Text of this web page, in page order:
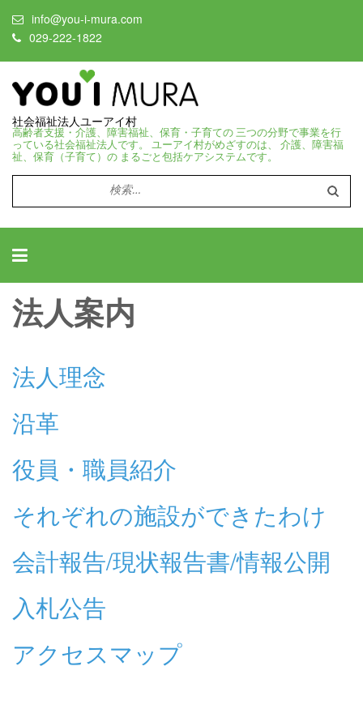
info@you-i-mura.com
029-222-1822
社会福祉法人ユーアイ村
高齢者支援・介護、障害福祉、保育・子育ての 三つの分野で事業を行
っている社会福祉法人です。 ユーアイ村がめざすのは、 介護、障害福
祉、保育（子育て）の まるごと包括ケアシステムです。
検
索:
法人案内
法人理念
沿革
役員・職員紹介
それぞれの施設ができたわけ
会計報告/現状報告書/情報公開
入札公告
アクセスマップ